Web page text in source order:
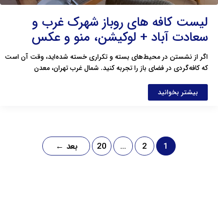
لیست کافه های روباز شهرک غرب و
سعادت آباد + لوکیشن، منو و عکس
اگر از نشستن در محیط‌های بسته و تکراری خسته شده‌اید، وقت آن است
که کافه‌گردی در فضای باز را تجربه کنید. شمال غرب تهران، معدن
بیشتر بخوانید
1
2
…
20 بعد ←